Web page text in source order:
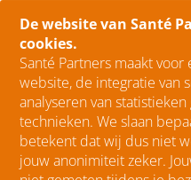
De website van Santé
cookies.
Santé Partners maakt
website, de integratie van
analyseren van
technieken. We slaan
betekent dat wij dus niet
jouw anonimiteit zeker.